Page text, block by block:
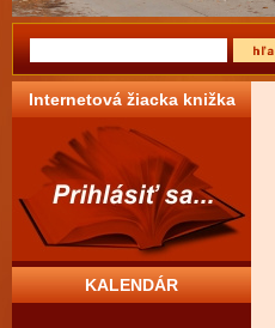
Internetová žiacka knižka
KALENDÁR